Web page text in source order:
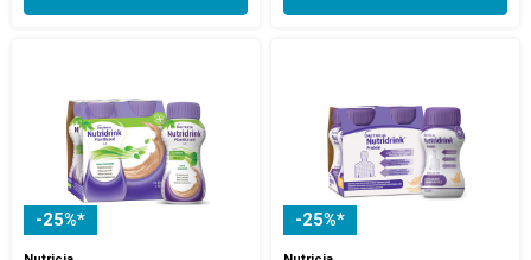
-25%* -25%*